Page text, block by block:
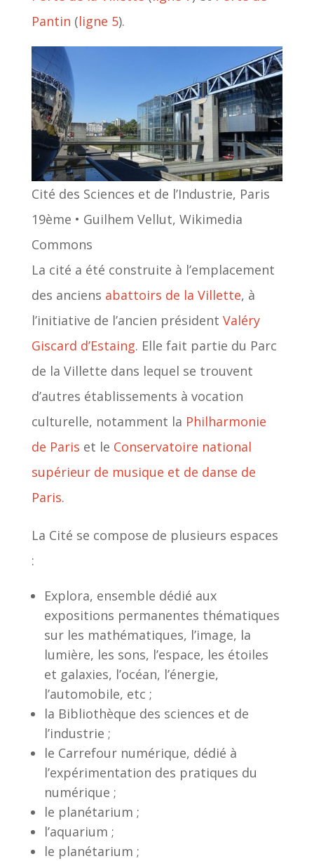
Pantin (ligne 5).
Cité des Sciences et de l’Industrie, Paris
19ème • Guilhem Vellut, Wikimedia
Commons
La cité a été construite à l’emplacement
des anciens abattoirs de la Villette, à
l’initiative de l’ancien président Valéry
Giscard d’Estaing. Elle fait partie du Parc
de la Villette dans lequel se trouvent
d’autres établissements à vocation
culturelle, notamment la Philharmonie
de Paris et le Conservatoire national
supérieur de musique et de danse de
Paris.
La Cité se compose de plusieurs espaces
:
Explora, ensemble dédié aux
expositions permanentes thématiques
sur les mathématiques, l’image, la
lumière, les sons, l’espace, les étoiles
et galaxies, l’océan, l’énergie,
l’automobile, etc ;
la Bibliothèque des sciences et de
l’industrie ;
le Carrefour numérique, dédié à
l’expérimentation des pratiques du
numérique ;
le planétarium ;
l’aquarium ;
le planétarium ;